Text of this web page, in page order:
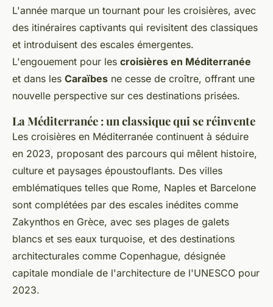
L'année marque un tournant pour les croisières, avec
des itinéraires captivants qui revisitent des classiques
et introduisent des escales émergentes.
L'engouement pour les croisières en Méditerranée
et dans les Caraïbes ne cesse de croître, offrant une
nouvelle perspective sur ces destinations prisées.
La Méditerranée : un classique qui se réinvente
Les croisières en Méditerranée continuent à séduire
en 2023, proposant des parcours qui mêlent histoire,
culture et paysages époustouflants. Des villes
emblématiques telles que Rome, Naples et Barcelone
sont complétées par des escales inédites comme
Zakynthos en Grèce, avec ses plages de galets
blancs et ses eaux turquoise, et des destinations
architecturales comme Copenhague, désignée
capitale mondiale de l'architecture de l'UNESCO pour
2023.